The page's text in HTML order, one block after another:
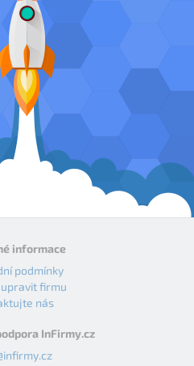
informace
podmínky
firmu
nás
InFirmy.cz